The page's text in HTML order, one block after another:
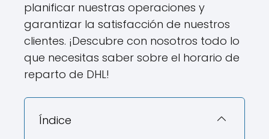
planificar nuestras operaciones y
garantizar la satisfacción de nuestros
clientes. ¡Descubre con nosotros todo lo
que necesitas saber sobre el horario de
reparto de DHL!
Índice